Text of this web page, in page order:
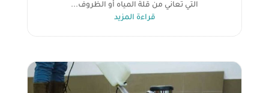
التي تعاني من قلة المياه أو الظروف...
قراءة المزيد